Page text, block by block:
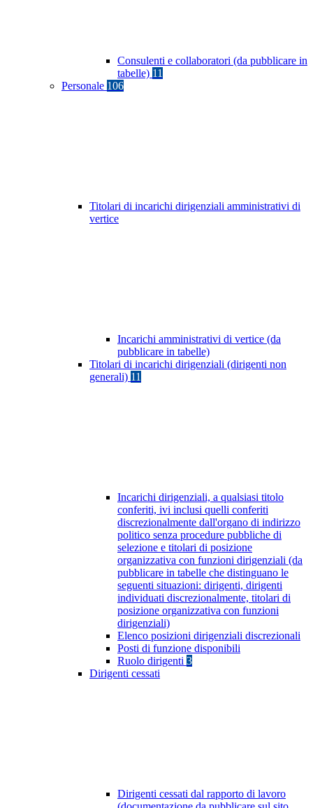
Consulenti e collaboratori (da pubblicare in
tabelle) 11
Personale 106
Titolari di incarichi dirigenziali amministrativi di
vertice
Incarichi amministrativi di vertice (da
pubblicare in tabelle)
Titolari di incarichi dirigenziali (dirigenti non
generali) 11
Incarichi dirigenziali, a qualsiasi titolo
conferiti, ivi inclusi quelli conferiti
discrezionalmente dall'organo di indirizzo
politico senza procedure pubbliche di
selezione e titolari di posizione
organizzativa con funzioni dirigenziali (da
pubblicare in tabelle che distinguano le
seguenti situazioni: dirigenti, dirigenti
individuati discrezionalmente, titolari di
posizione organizzativa con funzioni
dirigenziali)
Elenco posizioni dirigenziali discrezionali
Posti di funzione disponibili
Ruolo dirigenti 3
Dirigenti cessati
Dirigenti cessati dal rapporto di lavoro